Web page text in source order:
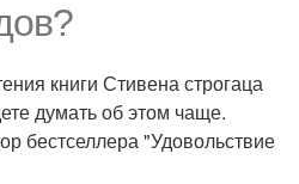
книги Стивена строгаца
думать об этом чаще.
бестселлера "Удовольствие